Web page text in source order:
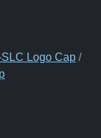
SLC Logo Cap /